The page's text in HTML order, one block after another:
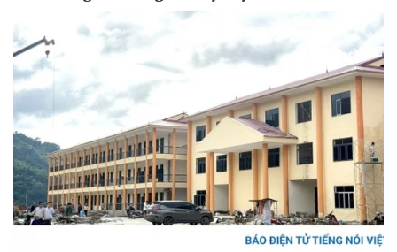
Sức khỏe
Dinh dưỡng - món ngon
Cây thuốc
Sản phụ khoa
Nhi khoa
Nam khoa
Đời sống
Nhà đẹp
Blog
Tình yêu - Gia đình